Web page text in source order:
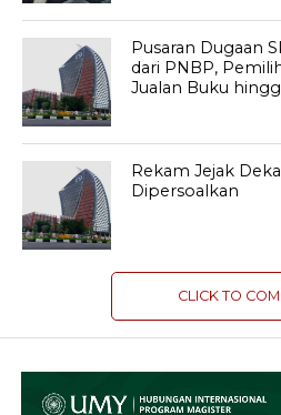
Pusaran Dugaan
dari PNBP,
Jualan Buku
Rekam Jejak
Dipersoalkan
CLICK TO